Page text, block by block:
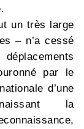
un très large
– n’a cessé
par le
d’une
la